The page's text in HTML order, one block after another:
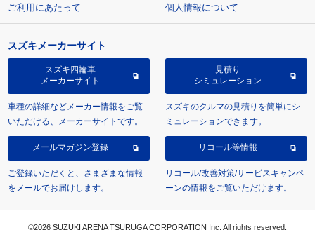
ご利用にあたって 個人情報について
スズキメーカーサイト
スズキ四輪車
メーカーサイト
車種の詳細などメーカー情報をご覧
いただける、メーカーサイトです。
見積り
シミュレーション
スズキのクルマの見積りを簡単にシ
ミュレーションできます。
メールマガジン登録
ご登録いただくと、さまざまな情報
をメールでお届けします。
リコール等情報
リコール/改善対策/サービスキャンペ
ーンの情報をご覧いただけます。
©2026 SUZUKI ARENA TSURUGA CORPORATION Inc. All rights reserved.